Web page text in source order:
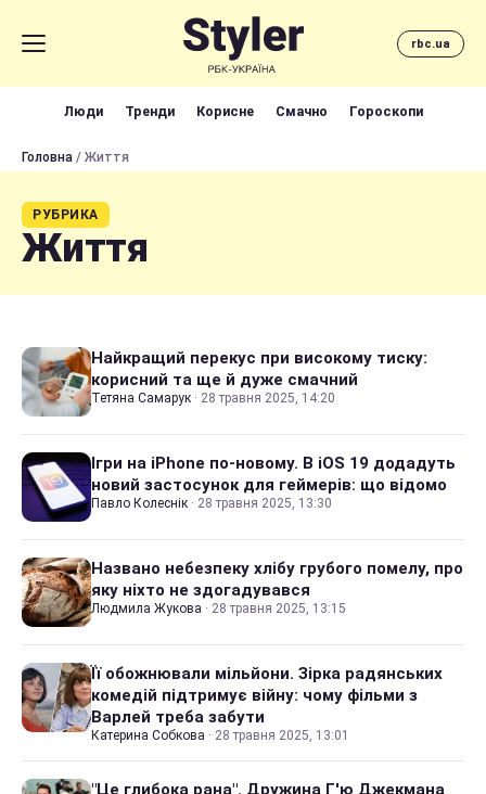
rbc.ua
Люди Тренди Корисне Смачно Гороскопи
Головна / Життя
РУБРИКА
Життя
Найкращий перекус при високому тиску:
корисний та ще й дуже смачний
Тетяна Самарук · 28 травня 2025, 14:20
Ігри на iPhone по-новому. В iOS 19 додадуть
новий застосунок для геймерів: що відомо
Павло Колеснік · 28 травня 2025, 13:30
Названо небезпеку хлібу грубого помелу, про
яку ніхто не здогадувався
Людмила Жукова · 28 травня 2025, 13:15
Її обожнювали мільйони. Зірка радянських
комедій підтримує війну: чому фільми з
Варлей треба забути
Катерина Собкова · 28 травня 2025, 13:01
"Це глибока рана". Дружина Г'ю Джекмана